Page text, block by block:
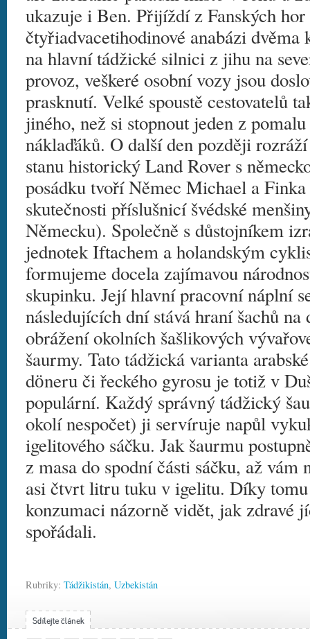
ukazuje i Ben. Přijíždí z Fanských hor
čtyřiadvacetihodinové anabázi
na hlavní tádžické silnici z jihu na
provoz, veškeré osobní vozy jsou
prasknutí. Velké spoustě cestovatelů
jiného, než si stopnout jeden z
náklaďáků. O další den později
stanu historický Land Rover s
posádku tvoří Němec Michael a
skutečnosti příslušnicí švédské
Německu). Společně s důstojníkem
jednotek Iftachem a holandským
formujeme docela zajímavou
skupinku. Její hlavní pracovní náplní
následujících dní stává hraní šachů na
obrážení okolních šašlikových
šaurmy. Tato tádžická varianta
dӧneru či řeckého gyrosu je totiž v
populární. Každý správný tádžický
okolí nespočet) ji servíruje napůl
igelitového sáčku. Jak šaurmu
z masa do spodní části sáčku, až vám
asi čtvrt litru tuku v igelitu. Díky
konzumaci názorně vidět, jak zdravé
spořádali.
Rubriky: Tádžikistán, Uzbekistán